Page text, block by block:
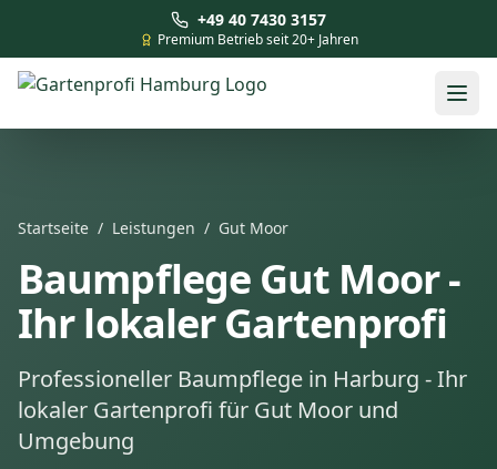
+49 40 7430 3157
Premium Betrieb seit 20+ Jahren
Startseite / Leistungen / Gut Moor
Baumpflege Gut Moor -
Ihr lokaler Gartenprofi
Professioneller Baumpflege in Harburg - Ihr
lokaler Gartenprofi für Gut Moor und
Umgebung